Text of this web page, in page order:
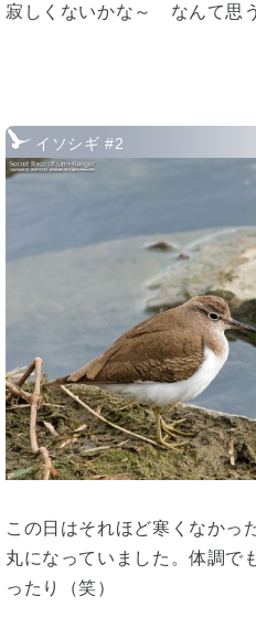
寂しくないかな～ なんて思
イソシギ #2
この日はそれほど寒くなかっ
丸になっていました。体調で
ったり（笑）